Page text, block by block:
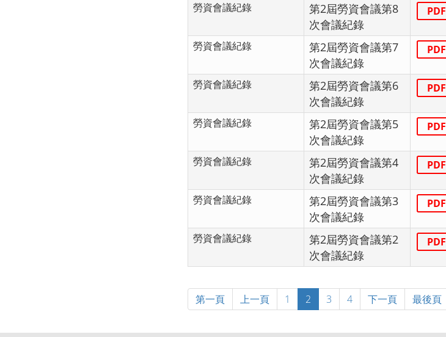
勞資會議紀錄
第2屆勞資會議第8
次會議紀錄
PDF
勞資會議紀錄
第2屆勞資會議第7
次會議紀錄
PDF
勞資會議紀錄
第2屆勞資會議第6
次會議紀錄
PDF
勞資會議紀錄
第2屆勞資會議第5
次會議紀錄
PDF
勞資會議紀錄
第2屆勞資會議第4
次會議紀錄
PDF
勞資會議紀錄
第2屆勞資會議第3
次會議紀錄
PDF
勞資會議紀錄
第2屆勞資會議第2
次會議紀錄
PDF
第一頁 上一頁 1 2 3 4 下一頁 最後頁